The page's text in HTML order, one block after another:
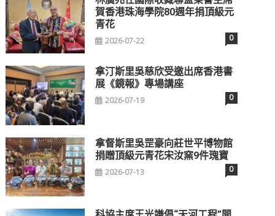
賀香港珠海學院80週年捐頂級元
青花
2026-07-22 0
拿汀斯里吳慈欣受邀出席香港書
展《鏡報》專場講座
2026-07-19 0
拿督斯里吳罡豪向莊世平博物館
捐贈頂級元青花宋汝窯9件瑰寶
2026-07-13 0